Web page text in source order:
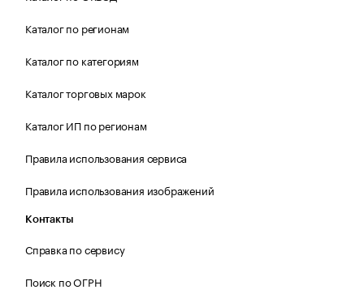
Каталог по регионам
Каталог по категориям
Каталог торговых марок
Каталог ИП по регионам
Правила использования сервиса
Правила использования изображений
Контакты
Справка по сервису
Поиск по ОГРН